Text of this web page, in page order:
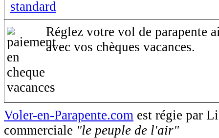
Réglez votre vol de parapente
avec vos chèques vacances.
Voler-en-Parapente.com est régie par
commerciale "le peuple de l'air"